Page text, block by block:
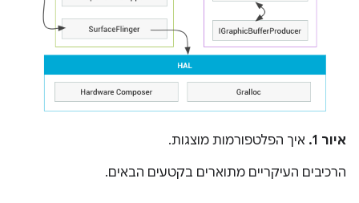
איור 1.
איך הפלטפורמות מוצגות.
הרכיבים העיקריים מתוארים בקטעים הבאים.